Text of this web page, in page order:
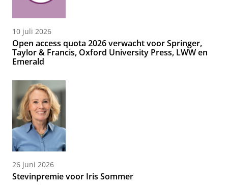
10 juli 2026
Open access quota 2026 verwacht voor Springer,
Taylor & Francis, Oxford University Press, LWW en
Emerald
26 juni 2026
Stevinpremie voor Iris Sommer